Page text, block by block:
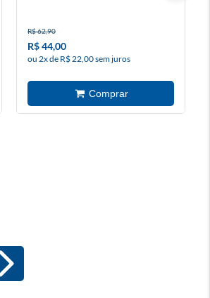
R$ 62,90
R$ 44,00
ou 2x de R$ 22,00 sem juros